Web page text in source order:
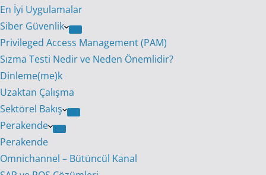
En İyi Uygulamalar
Siber Güvenlik
Privileged Access Management (PAM)
Sızma Testi Nedir ve Neden Önemlidir?
Dinleme(me)k
Uzaktan Çalışma
Sektörel Bakış
Perakende
Perakende
Omnichannel – Bütüncül Kanal